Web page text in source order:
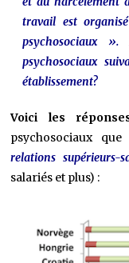
travail est
psychosociaux
psychosociaux
établissement?
Voici les
psychosociaux
relations supérieurs-
salariés et plus) :